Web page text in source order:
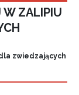
W ZALIPIU
zwiedzających